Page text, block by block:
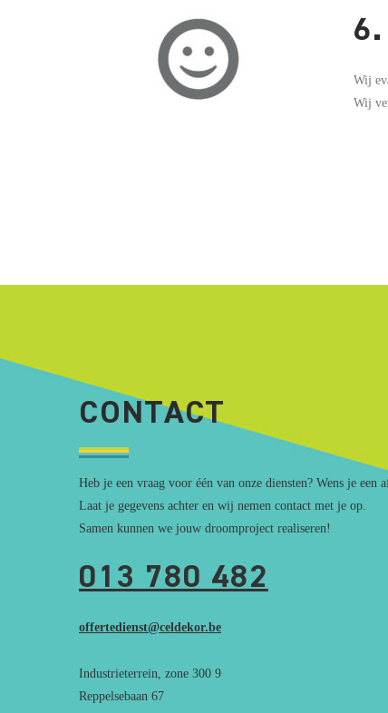
6.
Wij
Wij
CONTACT
Heb je een vraag voor één van onze diensten? Wens je een
Laat je gegevens achter en wij nemen contact met je op.
Samen kunnen we jouw droomproject realiseren!
013 780 482
offertedienst@celdekor.be
Industrieterrein, zone 300 9
Reppelsebaan 67